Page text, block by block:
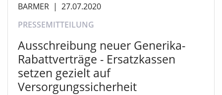
BARMER | 27.07.2020
PRESSEMITTEILUNG
Ausschreibung neuer Generika-
Rabattverträge - Ersatzkassen
setzen gezielt auf
Versorgungssicherheit